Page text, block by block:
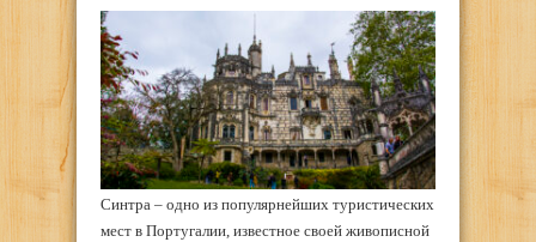
Синтра – одно из популярнейших туристических
мест в Португалии, известное своей живописной